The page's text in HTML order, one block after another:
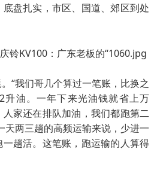
盘扎实，市区、国道、郊区到处
“我们哥几个算过一笔账，比换之
升油。一年下来光油钱就省上万
家还在排队加油，我们都跑第二
天两三趟的高频运输来说，少进一
趟活。这笔账，跑运输的人算得